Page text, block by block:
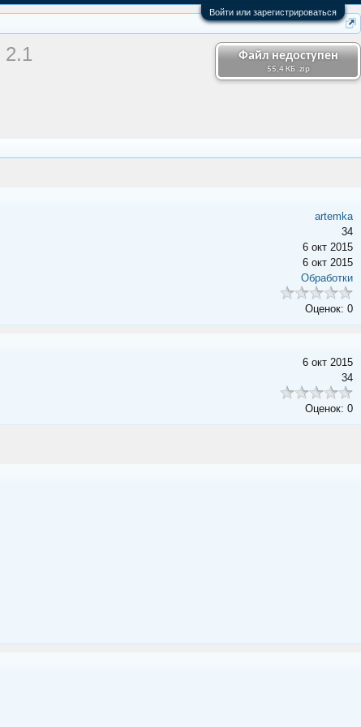
Войти или зарегистрироваться
Файл недоступен
55,4 КБ .zip
2.1
artemka
34
6 окт 2015
6 окт 2015
Обработки
Оценок: 0
6 окт 2015
34
Оценок: 0